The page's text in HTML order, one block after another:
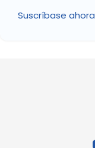
Suscríbase ahora